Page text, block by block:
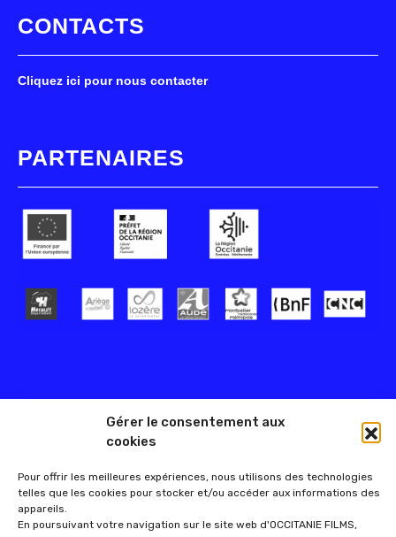
Gérer le consentement aux
cookies
Pour offrir les meilleures expériences, nous utilisons des technologies
telles que les cookies pour stocker et/ou accéder aux informations des
appareils.
En poursuivant votre navigation sur le site web d'OCCITANIE FILMS,
CONTACTS
Cliquez ici pour nous contacter
PARTENAIRES